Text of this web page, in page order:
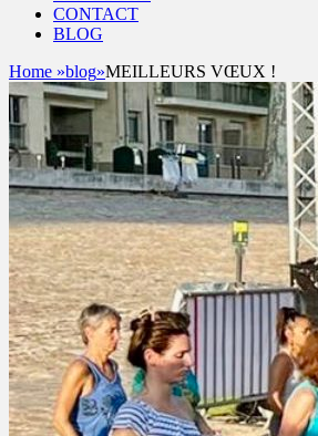
CONTACT
BLOG
Home »blog»MEILLEURS VŒUX !